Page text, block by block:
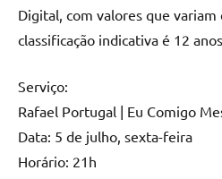
Digital, com valores que
classificação indicativa é 12
Serviço:
Rafael Portugal | Eu Comigo
Data: 5 de julho, sexta-feira
Horário: 21h